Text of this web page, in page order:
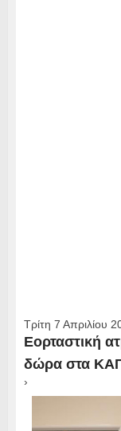
Τρίτη 7 Απριλίου
Εορταστική
δώρα στα
›